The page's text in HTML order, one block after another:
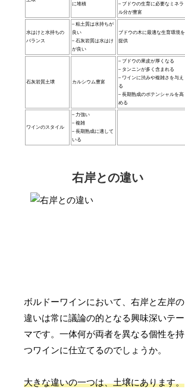
に堆積
– ブドウの生育に必要なミネラ
ル分が豊富
水はけと水持ちの
バランス
– 粘土質は水持ちが
良い
– 石灰岩質は水はけ
が良い
ブドウの木に最適な生育環境を
提供
石灰岩質土壌 カルシウム豊富
– ブドウの果皮が厚くなる
– タンニンが多く含まれる
– ワインに渋みや複雑さを与え
る
– 長期熟成のポテンシャルを高
める
ワインのスタイル
– 力強い
– 複雑
– 長期熟成に適して
いる
右岸との違い
ボルドーワインにおいて、右岸と左岸の
違いは常に議論の的となる興味深いテー
マです。一体何が両者を異なる個性を持
つワインに仕立てるのでしょうか。
大きな違いの一つは、土壌にあります。